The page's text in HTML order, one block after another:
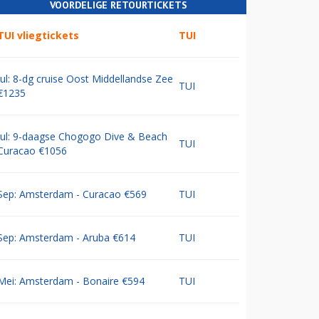
VOORDELIGE RETOURTICKETS
vliegtickets TUI
8-dg cruise Oost Middellandse Zee
TUI
9-daagse Chogogo Dive & Beach
€1056
TUI
Amsterdam - Curacao €569 TUI
Amsterdam - Aruba €614 TUI
Amsterdam - Bonaire €594 TUI